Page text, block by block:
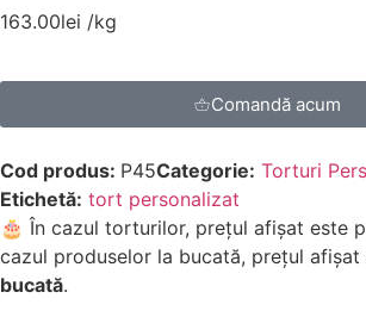
163.00lei /kg
Comandă acum
Cod produs: P45Categorie: Torturi
Etichetă: tort personalizat
🎂 În cazul torturilor, prețul afișat este
cazul produselor la bucată, prețul afișat
bucată.